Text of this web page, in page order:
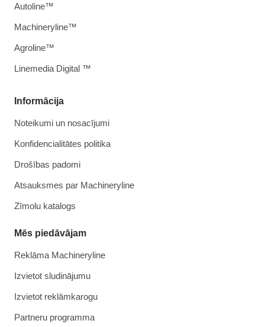
Informācija
Noteikumi un nosacījumi
Konfidencialitātes politika
Drošības padomi
Atsauksmes par Machineryline
Zīmolu katalogs
Mēs piedāvājam
Reklāma Machineryline
Izvietot sludinājumu
Izvietot reklāmkarogu
Partneru programma
Autoline™
Machineryline™
Agroline™
Linemedia Digital ™